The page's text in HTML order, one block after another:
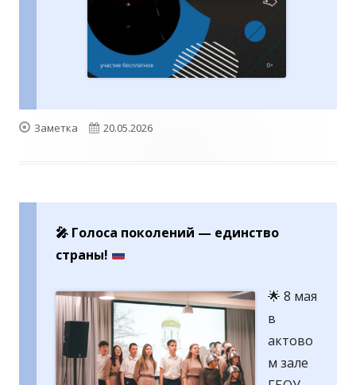
Формат
Заметка Опубликовано
20.05.2026
🎤 Голоса поколений — единство
страны!
🌟 8 мая
в
актово
м зале